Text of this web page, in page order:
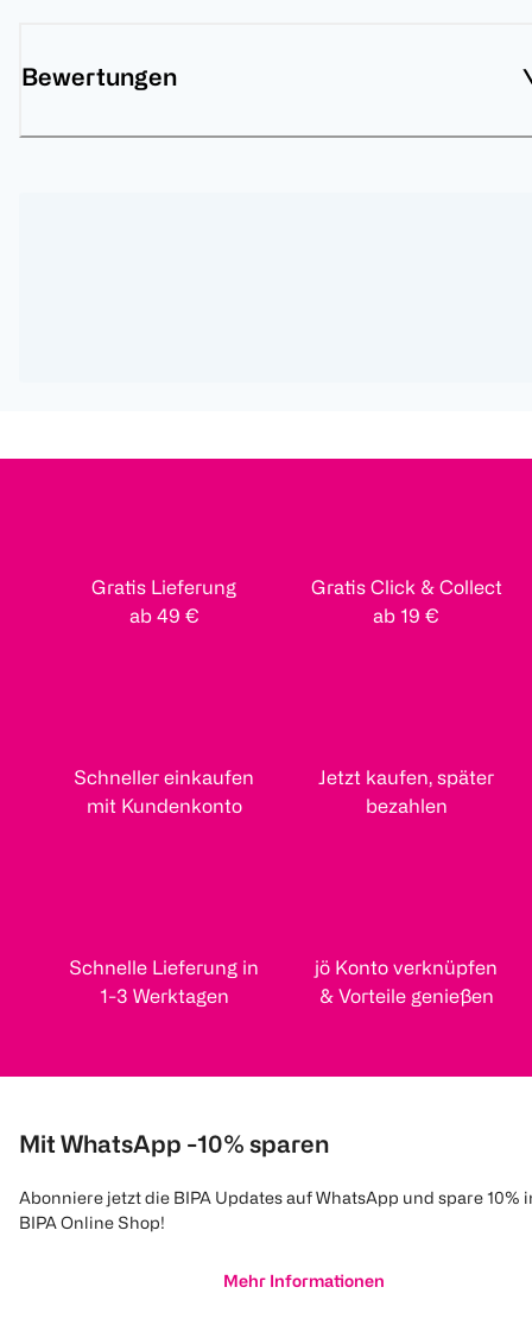
Bewertungen
Gratis Lieferung
ab 49 €
Gratis Click & Collect
ab 19 €
Schneller einkaufen
mit Kundenkonto
Jetzt kaufen, später
bezahlen
Schnelle Lieferung in
1-3 Werktagen
jö Konto verknüpfen
& Vorteile genießen
Mit WhatsApp -10% sparen
Abonniere jetzt die BIPA Updates auf WhatsApp und spare 10%
BIPA Online Shop!
Mehr Informationen